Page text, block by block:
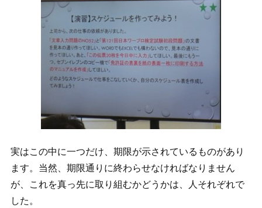
実はこの中に一つだけ、期限が示されているものがあり
ます。当然、期限通りに終わらせなければなりません
が、これを真っ先に取り組むかどうかは、人それぞれで
した。